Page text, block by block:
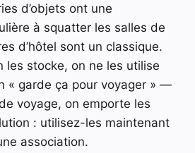
d’objets ont une
à squatter les salles de
d’hôtel sont un classique.
les stocke, on ne les utilise
« garde ça pour voyager » —
voyage, on emporte les
: utilisez-les maintenant
association.